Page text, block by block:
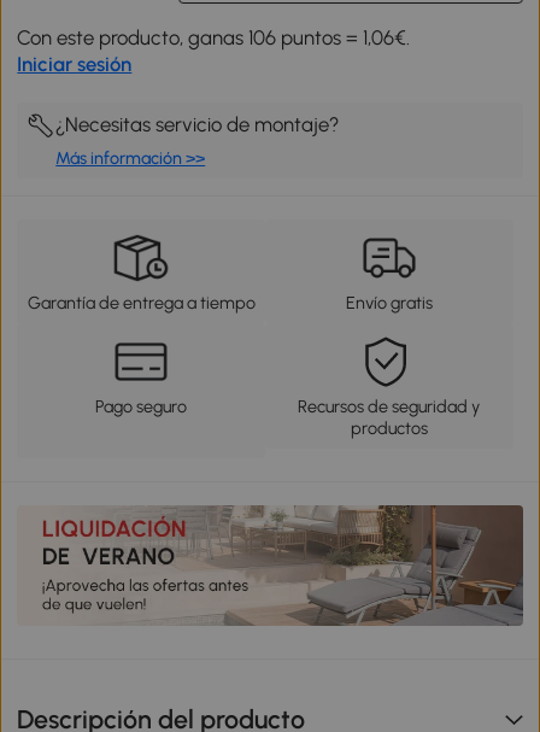
Con este producto, ganas 106 puntos = 1,06€.
Iniciar sesión
¿Necesitas servicio de montaje?
Más información >>
Garantía de entrega a tiempo Envío gratis
Pago seguro
Recursos de seguridad y
productos
Descripción del producto